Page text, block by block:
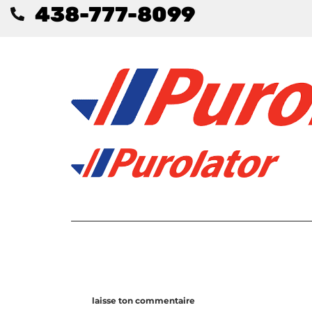
438-777-8099
laisse ton commentaire